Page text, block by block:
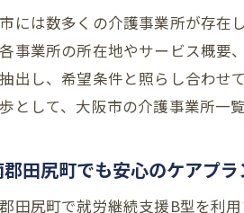
には数多くの介護事業所が存在
事業所の所在地やサービス概要
出し、希望条件と照らし合わせ
として、大阪市の介護事業所一
郡田尻町でも安心のケアプ
田尻町で就労継続支援B型を利